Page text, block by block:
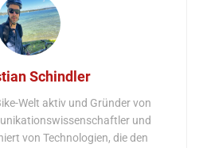
Schindler
Welt aktiv und Gründer von
und
von Technologien, die den